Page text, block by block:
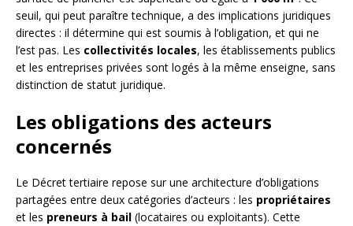
seuil, qui peut paraître technique, a des implications juridiques
directes : il détermine qui est soumis à l’obligation, et qui ne
l’est pas. Les collectivités locales, les établissements publics
et les entreprises privées sont logés à la même enseigne, sans
distinction de statut juridique.
Les obligations des acteurs
concernés
Le Décret tertiaire repose sur une architecture d’obligations
partagées entre deux catégories d’acteurs : les propriétaires
et les preneurs à bail (locataires ou exploitants). Cette